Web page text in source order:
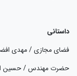
داستانی
فضای مجازی / مهدی
حضرت مهندس / حسین